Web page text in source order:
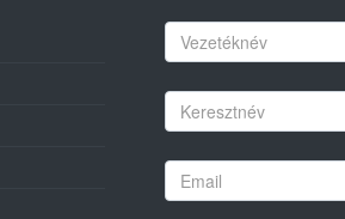
Keresztnév
Vezetéknév
Email
cím